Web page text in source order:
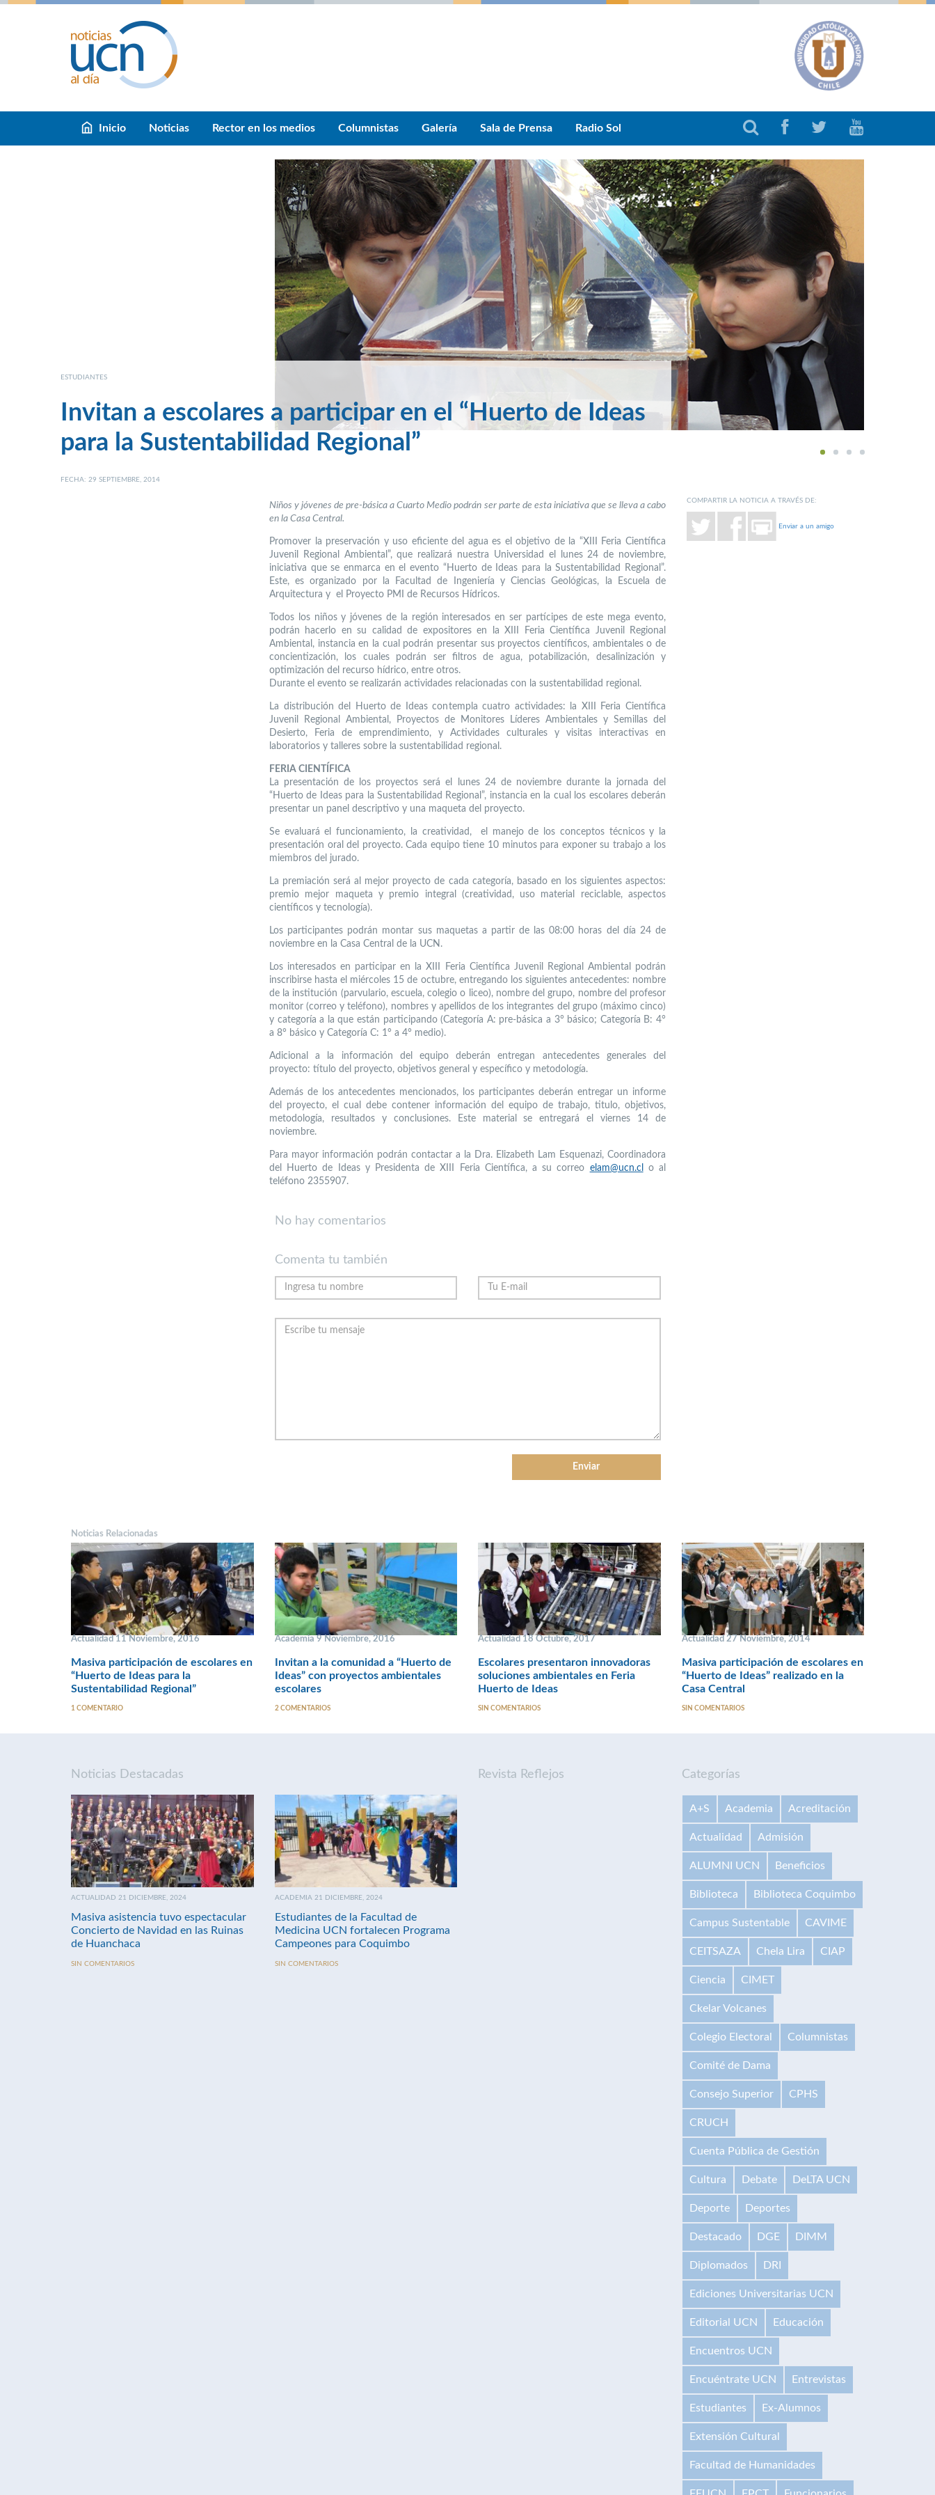
Inicio Noticias Rector en los medios Columnistas Galería Sala de Prensa Radio Sol
1 2 3 4
ESTUDIANTES
Invitan a escolares a participar en el “Huerto de Ideas
para la Sustentabilidad Regional”
FECHA: 29 SEPTIEMBRE, 2014
Niños y jóvenes de pre-básica a Cuarto Medio podrán ser parte de esta iniciativa que se lleva a cabo
en la Casa Central.
Promover la preservación y uso eficiente del agua es el objetivo de la “XIII Feria Científica
Juvenil Regional Ambiental”, que realizará nuestra Universidad el lunes 24 de noviembre,
iniciativa que se enmarca en el evento “Huerto de Ideas para la Sustentabilidad Regional”.
Este, es organizado por la Facultad de Ingeniería y Ciencias Geológicas, la Escuela de
Arquitectura y el Proyecto PMI de Recursos Hídricos.
Todos los niños y jóvenes de la región interesados en ser partícipes de este mega evento,
podrán hacerlo en su calidad de expositores en la XIII Feria Científica Juvenil Regional
Ambiental, instancia en la cual podrán presentar sus proyectos científicos, ambientales o de
concientización, los cuales podrán ser filtros de agua, potabilización, desalinización y
optimización del recurso hídrico, entre otros.
Durante el evento se realizarán actividades relacionadas con la sustentabilidad regional.
La distribución del Huerto de Ideas contempla cuatro actividades: la XIII Feria Científica
Juvenil Regional Ambiental, Proyectos de Monitores Líderes Ambientales y Semillas del
Desierto, Feria de emprendimiento, y Actividades culturales y visitas interactivas en
laboratorios y talleres sobre la sustentabilidad regional.
FERIA CIENTÍFICA
La presentación de los proyectos será el lunes 24 de noviembre durante la jornada del
“Huerto de Ideas para la Sustentabilidad Regional”, instancia en la cual los escolares deberán
presentar un panel descriptivo y una maqueta del proyecto.
Se evaluará el funcionamiento, la creatividad, el manejo de los conceptos técnicos y la
presentación oral del proyecto. Cada equipo tiene 10 minutos para exponer su trabajo a los
miembros del jurado.
La premiación será al mejor proyecto de cada categoría, basado en los siguientes aspectos:
premio mejor maqueta y premio integral (creatividad, uso material reciclable, aspectos
científicos y tecnología).
Los participantes podrán montar sus maquetas a partir de las 08:00 horas del día 24 de
noviembre en la Casa Central de la UCN.
Los interesados en participar en la XIII Feria Científica Juvenil Regional Ambiental podrán
inscribirse hasta el miércoles 15 de octubre, entregando los siguientes antecedentes: nombre
de la institución (parvulario, escuela, colegio o liceo), nombre del grupo, nombre del profesor
monitor (correo y teléfono), nombres y apellidos de los integrantes del grupo (máximo cinco)
y categoría a la que están participando (Categoría A: pre-básica a 3° básico; Categoría B: 4°
a 8° básico y Categoría C: 1° a 4° medio).
Adicional a la información del equipo deberán entregan antecedentes generales del
proyecto: título del proyecto, objetivos general y específico y metodología.
Además de los antecedentes mencionados, los participantes deberán entregar un informe
del proyecto, el cual debe contener información del equipo de trabajo, titulo, objetivos,
metodología, resultados y conclusiones. Este material se entregará el viernes 14 de
noviembre.
Para mayor información podrán contactar a la Dra. Elizabeth Lam Esquenazi, Coordinadora
del Huerto de Ideas y Presidenta de XIII Feria Científica, a su correo elam@ucn.cl
o al
teléfono 2355907.
COMPARTIR LA NOTICIA A TRAVÉS DE:
Enviar a un amigo
No hay comentarios
Comenta tu también
Noticias Relacionadas
Actualidad 11 Noviembre, 2016
Masiva participación de escolares en
“Huerto de Ideas para la
Sustentabilidad Regional”
1 COMENTARIO
Academia 9 Noviembre, 2016
Invitan a la comunidad a “Huerto de
Ideas” con proyectos ambientales
escolares
2 COMENTARIOS
Actualidad 18 Octubre, 2017
Escolares presentaron innovadoras
soluciones ambientales en Feria
Huerto de Ideas
SIN COMENTARIOS
Actualidad 27 Noviembre, 2014
Masiva participación de escolares en
“Huerto de Ideas” realizado en la
Casa Central
SIN COMENTARIOS
Noticias Destacadas
ACTUALIDAD 21 DICIEMBRE, 2024
Masiva asistencia tuvo espectacular
Concierto de Navidad en las Ruinas
de Huanchaca
SIN COMENTARIOS
ACADEMIA 21 DICIEMBRE, 2024
Estudiantes de la Facultad de
Medicina UCN fortalecen Programa
Campeones para Coquimbo
SIN COMENTARIOS
Revista Reflejos Categorías
A+S Academia Acreditación
Actualidad Admisión
ALUMNI UCN Beneficios
Biblioteca Biblioteca Coquimbo
Campus Sustentable CAVIME
CEITSAZA Chela Lira CIAP
Ciencia CIMET
Ckelar Volcanes
Colegio Electoral Columnistas
Comité de Dama
Consejo Superior CPHS
CRUCH
Cuenta Pública de Gestión
Cultura Debate DeLTA UCN
Deporte Deportes
Destacado DGE DIMM
Diplomados DRI
Ediciones Universitarias UCN
Editorial UCN Educación
Encuentros UCN
Encuéntrate UCN Entrevistas
Estudiantes Ex-Alumnos
Extensión Cultural
Facultad de Humanidades